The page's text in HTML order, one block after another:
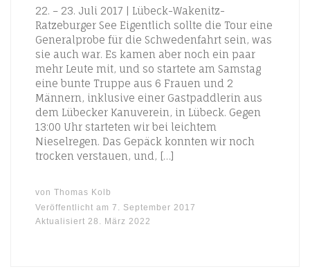
22. – 23. Juli 2017 | Lübeck-Wakenitz-
Ratzeburger See Eigentlich sollte die Tour eine
Generalprobe für die Schwedenfahrt sein, was
sie auch war. Es kamen aber noch ein paar
mehr Leute mit, und so startete am Samstag
eine bunte Truppe aus 6 Frauen und 2
Männern, inklusive einer Gastpaddlerin aus
dem Lübecker Kanuverein, in Lübeck. Gegen
13:00 Uhr starteten wir bei leichtem
Nieselregen. Das Gepäck konnten wir noch
trocken verstauen, und, […]
vonThomas Kolb
Veröffentlicht am7. September 2017
Aktualisiert28. März 2022